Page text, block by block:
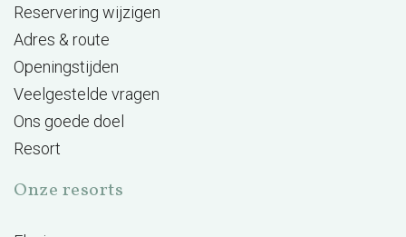
Reservering wijzigen
Adres & route
Openingstijden
Veelgestelde vragen
Ons goede doel
Resort
Onze resorts